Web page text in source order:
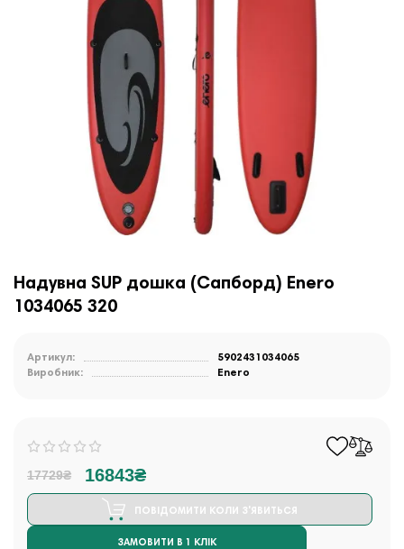
Надувна SUP дошка (Сапборд) Enero
1034065 320
Артикул:
5902431034065
Виробник:
Enero
17729₴ 16843₴
ПОВІДОМИТИ КОЛИ З'ЯВИТЬСЯ
ЗАМОВИТИ В 1 КЛІК